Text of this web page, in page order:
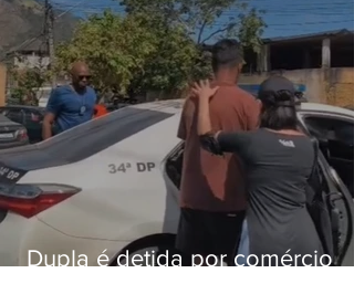
Dupla é detida por comércio